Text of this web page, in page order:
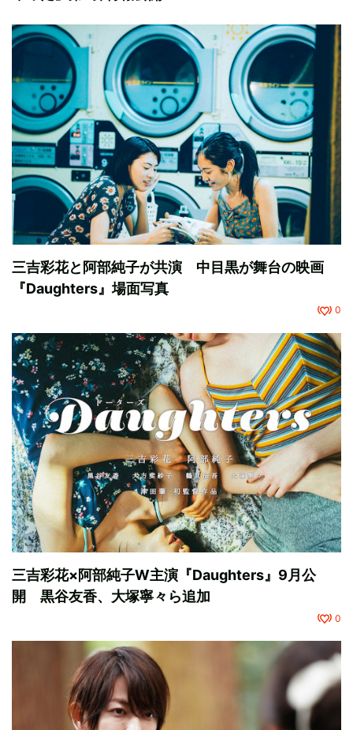
三吉彩花と阿部純子が共演 中目黒が舞台の映画
『Daughters』場面写真
0
三吉彩花×阿部純子W主演『Daughters』9月公
開 黒谷友香、大塚寧々ら追加
0